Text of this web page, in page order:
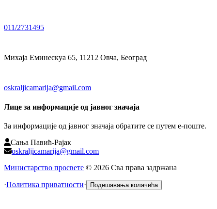
011/2731495
Михаја Еминескуа 65, 11212 Овча, Београд
oskraljicamarija@gmail.com
Лице за информације од јавног значаја
За информације од јавног значаја обратите се путем е-поште.
Сања Павић-Рајак
oskraljicamarija@gmail.com
Министарство просвете © 2026 Сва права задржана
·Политика приватности· Подешавања колачића